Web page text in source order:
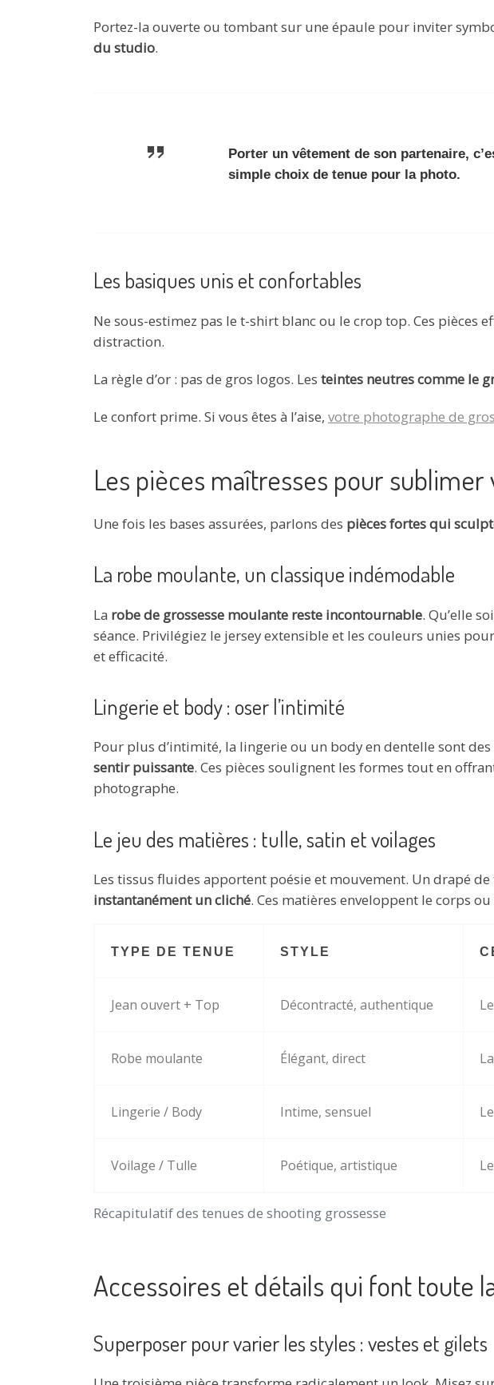
Portez-la ouverte ou tombant sur une épaule pour inviter
du studio.
Porter un vêtement de son partenaire,
simple choix de tenue pour la photo.
Les basiques unis et confortables
Ne sous-estimez pas le t-shirt blanc ou le crop top. Ces pièces
distraction.
La règle d’or : pas de gros logos. Les teintes neutres comme le
Le confort prime. Si vous êtes à l’aise, votre photographe de
Les pièces maîtresses pour
Une fois les bases assurées, parlons des pièces fortes qui
La robe moulante, un classique indémodable
La robe de grossesse moulante reste incontournable. Qu’elle
séance. Privilégiez le jersey extensible et les couleurs unies
et efficacité.
Lingerie et body : oser l’intimité
Pour plus d’intimité, la lingerie ou un body en dentelle sont
sentir puissante. Ces pièces soulignent les formes tout en
photographe.
Le jeu des matières : tulle, satin et voilages
Les tissus fluides apportent poésie et mouvement. Un drapé
instantanément un cliché. Ces matières enveloppent le corps
Récapitulatif des tenues de shooting grossesse
TYPE DE TENUE STYLE
Jean ouvert + Top Décontracté, authentique
Robe moulante Élégant, direct
Lingerie / Body Intime, sensuel
Voilage / Tulle Poétique, artistique
Accessoires et détails qui font toute
Superposer pour varier les styles : vestes et gilets